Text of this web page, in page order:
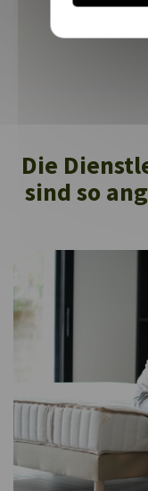
Die
sind so